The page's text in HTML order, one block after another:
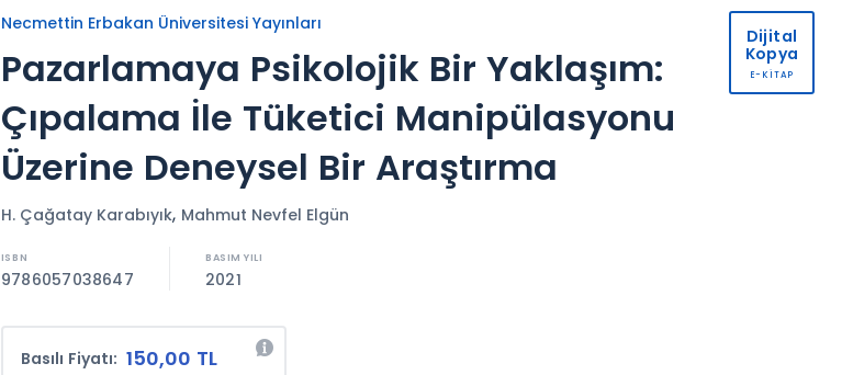
Necmettin Erbakan Üniversitesi Yayınları
Pazarlamaya Psikolojik Bir Yaklaşım:
Çıpalama İle Tüketici Manipülasyonu
Üzerine Deneysel Bir Araştırma
H. Çağatay Karabıyık, Mahmut Nevfel Elgün
9786057038647 2021
Basılı Fiyatı: 150,00 TL
Dijital
Kopya
E-KİTAP